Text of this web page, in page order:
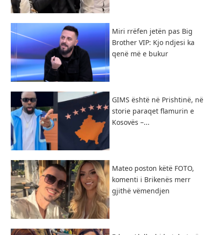
Miri rrëfen jetën pas Big
Brother VIP: Kjo ndjesi ka
qenë më e bukur
GIMS është në Prishtinë, në
storie paraqet flamurin e
Kosovës –...
Mateo poston këtë FOTO,
komenti i Brikenës merr
gjithë vëmendjen